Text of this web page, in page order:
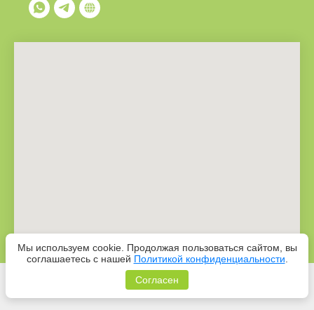
Мы используем cookie. Продолжая пользоваться сайтом, вы
соглашаетесь с нашей Политикой конфиденциальности
Согласен
Made on Tilda